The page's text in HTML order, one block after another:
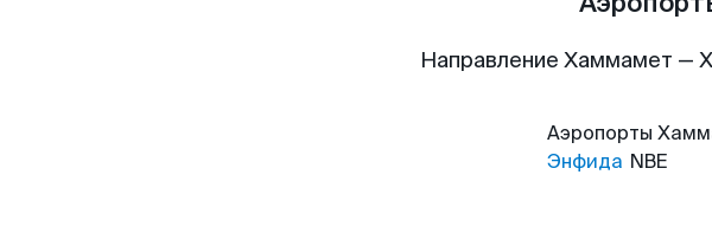
Направление Хаммамет —
Аэропорты
Энфида NBE